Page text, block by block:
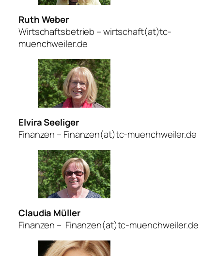
Ruth Weber
Wirtschaftsbetrieb – wirtschaft(at)tc-
muenchweiler.de
Elvira Seeliger
Finanzen – Finanzen(at)tc-muenchweiler.de
Claudia Müller
Finanzen – Finanzen(at)tc-muenchweiler.de